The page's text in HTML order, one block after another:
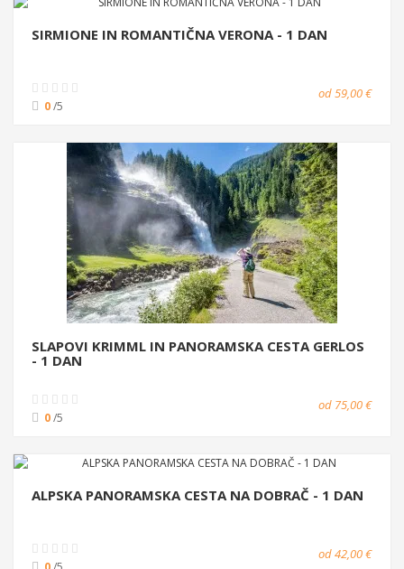
SIRMIONE IN ROMANTIČNA VERONA - 1 DAN
0/5
od 59,00 €
SLAPOVI KRIMML IN PANORAMSKA CESTA GERLOS
- 1 DAN
0/5
od 75,00 €
ALPSKA PANORAMSKA CESTA NA DOBRAČ - 1 DAN
od 42,00 €